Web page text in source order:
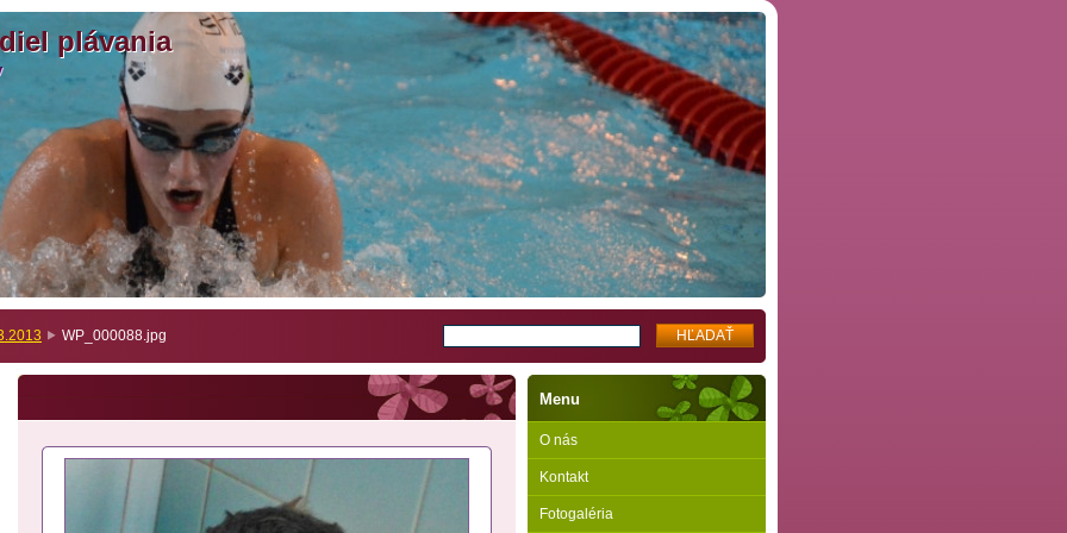
plávania
plávania
WP_000088.jpg
Menu
O nás
Kontakt
Fotogaléria